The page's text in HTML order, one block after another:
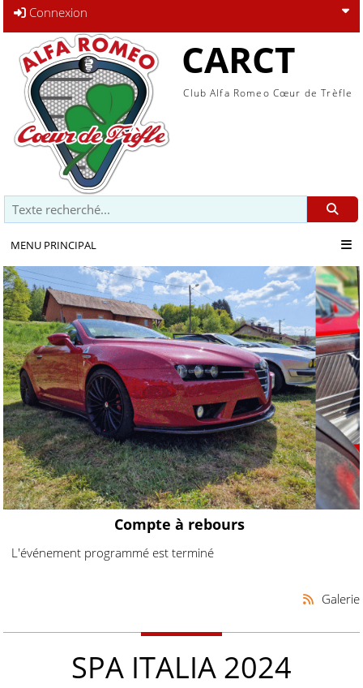
Connexion
CARCT
Club Alfa Romeo Cœur de Trèfle
Recherche
MENU PRINCIPAL
Compte à rebours
L'événement programmé est terminé
Galerie
SPA ITALIA 2024